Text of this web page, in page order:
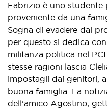
Fabrizio è uno studente
proveniente da una
Sogna di evadere dal
per questo si dedica
militanza politica nel
stesse ragioni lascia
impostagli dai genitori,
buona famiglia. La
dell’amico Agostino,